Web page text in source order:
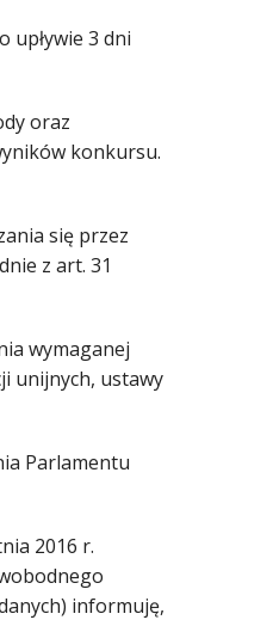
upływie 3 dni
oraz
konkursu.
się przez
z art. 31
wymaganej
unijnych, ustawy
Parlamentu
2016 r.
informuję,